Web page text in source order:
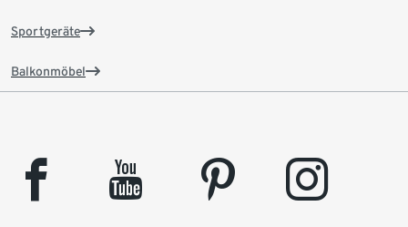
Sportgeräte
Balkonmöbel
facebook youtube pinterest instagram